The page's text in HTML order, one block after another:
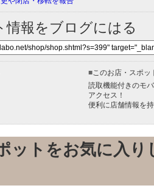
情報をブログにはる
■このお店・スポッ
読取機能付きのモ
アクセス！
便利に店舗情報を
ットをお気に入